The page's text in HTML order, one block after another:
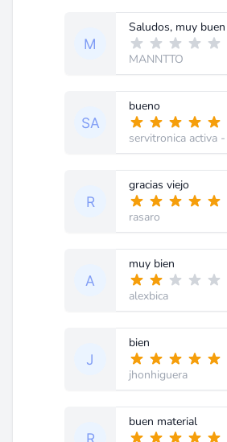
MANNTTO
bueno
servitronica activa
gracias viejo
rasaro
muy bien
alexbica
bien
jhonhiguera
buen material